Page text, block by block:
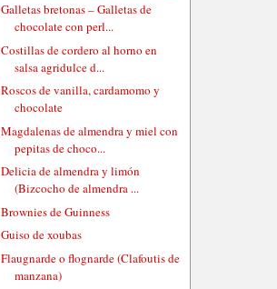
Galletas bretonas – Galletas de
chocolate con perl...
Costillas de cordero al horno en
salsa agridulce d...
Roscos de vanilla, cardamomo y
chocolate
Magdalenas de almendra y miel con
pepitas de choco...
Delicia de almendra y limón
(Bizcocho de almendra ...
Brownies de Guinness
Guiso de xoubas
Flaugnarde o flognarde (Clafoutis de
manzana)